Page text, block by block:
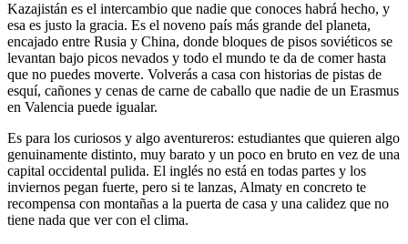
Kazajistán es el intercambio que nadie que conoces habrá hecho, y
esa es justo la gracia. Es el noveno país más grande del planeta,
encajado entre Rusia y China, donde bloques de pisos soviéticos se
levantan bajo picos nevados y todo el mundo te da de comer hasta
que no puedes moverte. Volverás a casa con historias de pistas de
esquí, cañones y cenas de carne de caballo que nadie de un Erasmus
en Valencia puede igualar.
Es para los curiosos y algo aventureros: estudiantes que quieren algo
genuinamente distinto, muy barato y un poco en bruto en vez de una
capital occidental pulida. El inglés no está en todas partes y los
inviernos pegan fuerte, pero si te lanzas, Almaty en concreto te
recompensa con montañas a la puerta de casa y una calidez que no
tiene nada que ver con el clima.